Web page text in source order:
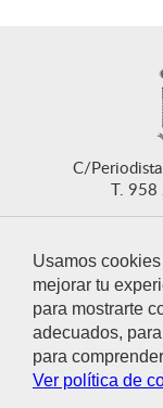
Usamos
mejorar tu
para mostrarte
adecuados,
para
Ver política de
C/
T.